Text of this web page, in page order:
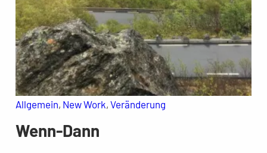
Allgemein, New Work, Veränderung
Wenn-Dann